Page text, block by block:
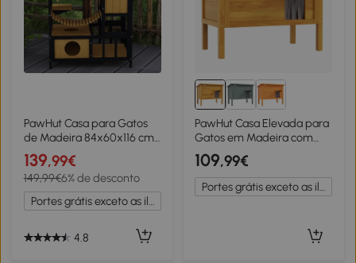
PawHut Casa para Gatos
de Madeira 84x60x116 cm
Abrigo para Gatos de 4
Níveis para Exterior com
Ponte Suspensa Varanda
Natural
139,99€
149,99€6% de desconto
Portes grátis exceto as ilhas
4.8
PawHut Casa Elevada para
Gatos em Madeira com
Isolamento e Telhado
Rebatível 85x50x68,5 cm
Cor Madeira
109,99€
Portes grátis exceto as ilhas